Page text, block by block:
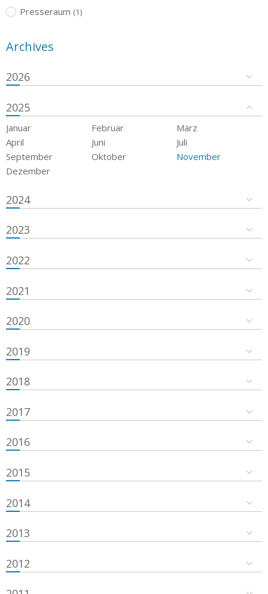
Presseraum (1)
Archives
2026
2025
Januar Februar
März
April
Juni
Juli
September
Oktober
November
Dezember
2024
2023
2022
2021
2020
2019
2018
2017
2016
2015
2014
2013
2012